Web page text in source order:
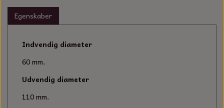
UNIVERSAL REMSKIVER OG STYRERULLER
KÆDER TIL MOTORSAV
Egenskaber
Indvendig diameter
60 mm.
Udvendig diameter
110 mm.